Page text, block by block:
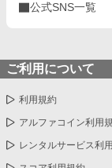
公式SNS一覧
ご利用について
利用規約
アルファコイン利用
レンタルサービス利